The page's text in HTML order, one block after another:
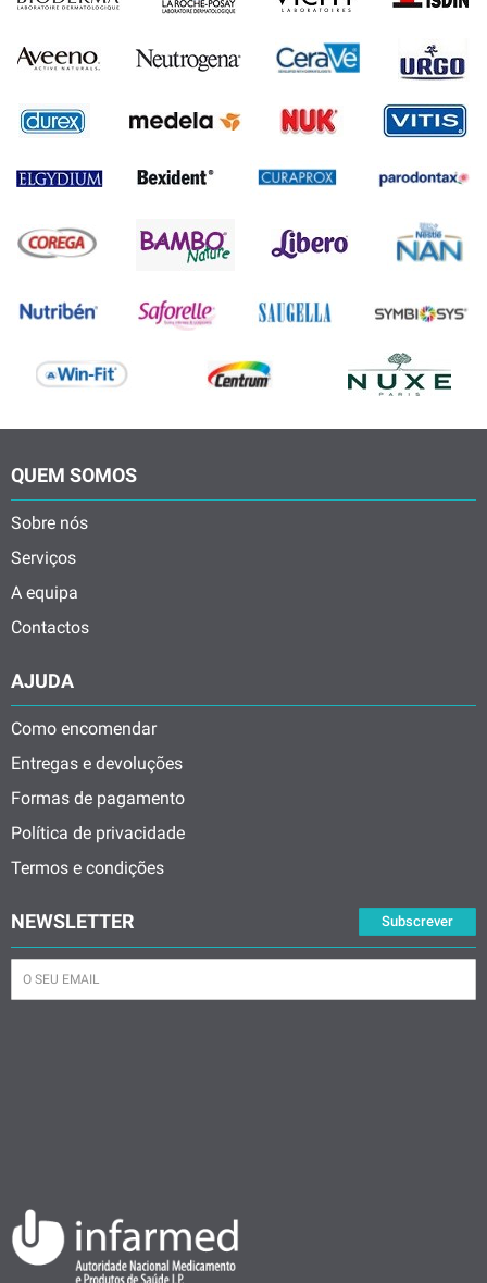
QUEM SOMOS
Sobre nós
Serviços
A equipa
Contactos
AJUDA
Como encomendar
Entregas e devoluções
Formas de pagamento
Política de privacidade
Termos e condições
Subscrever
NEWSLETTER